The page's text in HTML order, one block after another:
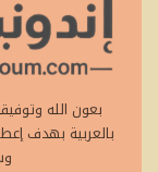
بعون الله
بالعربية بهدف